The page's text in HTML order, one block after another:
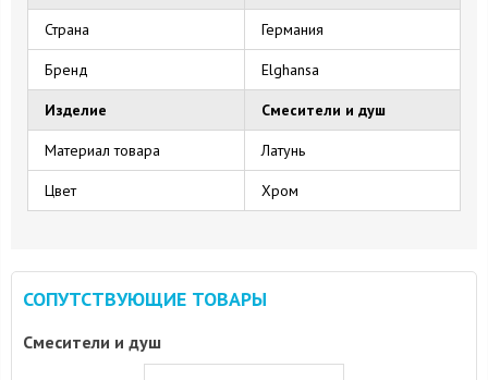
Страна Германия
Бренд Elghansa
Изделие Смесители и душ
Материал товара Латунь
Цвет Хром
СОПУТСТВУЮЩИЕ ТОВАРЫ
Смесители и душ